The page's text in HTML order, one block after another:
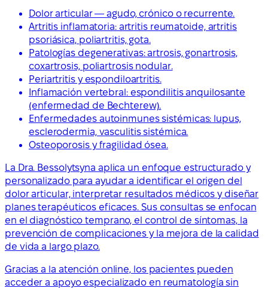
Dolor articular — agudo, crónico o recurrente.
Artritis inflamatoria: artritis reumatoide, artritis
psoriásica, poliartritis, gota.
Patologías degenerativas: artrosis, gonartrosis,
coxartrosis, poliartrosis nodular.
Periartritis y espondiloartritis.
Inflamación vertebral: espondilitis anquilosante
(enfermedad de Bechterew).
Enfermedades autoinmunes sistémicas: lupus,
esclerodermia, vasculitis sistémica.
Osteoporosis y fragilidad ósea.
La Dra. Bessolytsyna aplica un enfoque estructurado y
personalizado para ayudar a identificar el origen del
dolor articular, interpretar resultados médicos y diseñar
planes terapéuticos eficaces. Sus consultas se enfocan
en el diagnóstico temprano, el control de síntomas, la
prevención de complicaciones y la mejora de la calidad
de vida a largo plazo.
Gracias a la atención online, los pacientes pueden
acceder a apoyo especializado en reumatología sin